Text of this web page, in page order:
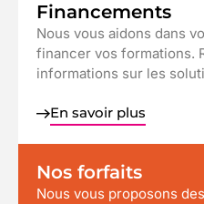
Financements
Nous vous aidons dans
financer vos formations.
informations sur les
En savoir plus
Nos forfaits
Nous vous proposons